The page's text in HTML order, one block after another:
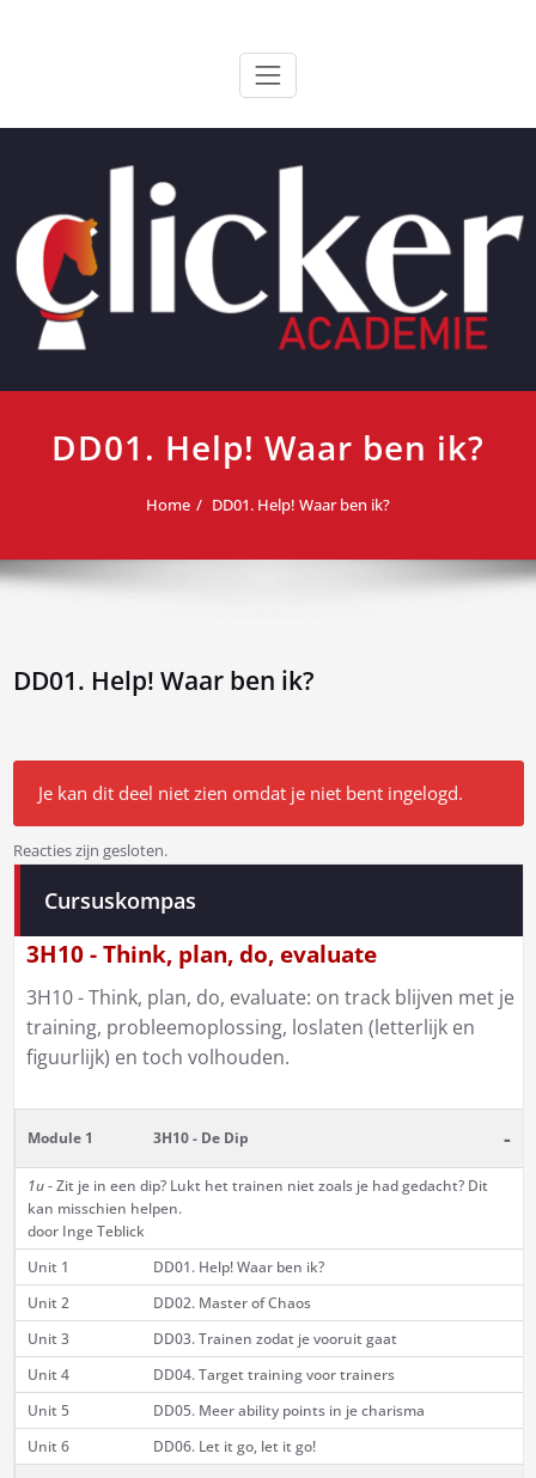
ClickerAcademie
DD01. Help! Waar ben ik?
Home DD01. Help! Waar ben ik?
DD01. Help! Waar ben ik?
Je kan dit deel niet zien omdat je niet bent ingelogd.
Bericht
navigatie
Reacties zijn gesloten.
Cursuskompas
3H10 - Think, plan, do, evaluate
3H10 - Think, plan, do, evaluate: on track blijven met je
training, probleemoplossing, loslaten (letterlijk en
figuurlijk) en toch volhouden.
Module 1 3H10 - De Dip -
1u- Zit je in een dip? Lukt het trainen niet zoals je had gedacht? Dit
kan misschien helpen.
door Inge Teblick
Unit 1
DD01. Help! Waar ben ik?
Unit 2
DD02. Master of Chaos
Unit 3
DD03. Trainen zodat je vooruit gaat
Unit 4
DD04. Target training voor trainers
Unit 5
DD05. Meer ability points in je charisma
Unit 6
DD06. Let it go, let it go!